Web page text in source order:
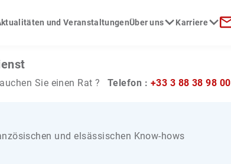
startenund VeranstaltungenÜber uns Karriere
Sie einen Rat ? Telefon : +33 3 88 38 98 00
und elsässischen Know-hows